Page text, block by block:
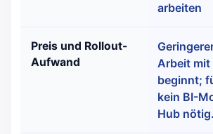
arbeiten
Preis und Rollout-
Aufwand
Arbeit mit
beginnt;
kein BI-
Hub nötig.